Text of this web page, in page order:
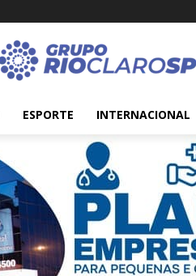
ESPORTE INTERNACIONAL